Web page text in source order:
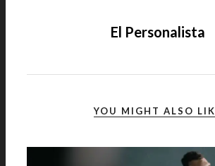
El Personalista
YOU MIGHT ALSO